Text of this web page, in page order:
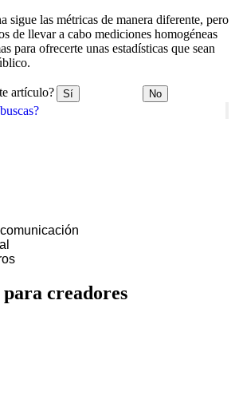
sigue las métricas de manera diferente, pero
de llevar a cabo mediciones homogéneas
para ofrecerte unas estadísticas que sean
artículo? Sí No
creadores